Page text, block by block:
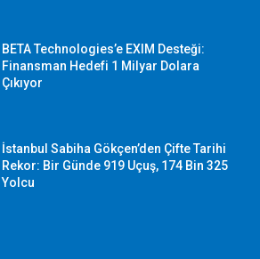
BETA Technologies’e EXIM Desteği:
Finansman Hedefi 1 Milyar Dolara
Çıkıyor
İstanbul Sabiha Gökçen’den Çifte Tarihi
Rekor: Bir Günde 919 Uçuş, 174 Bin 325
Yolcu